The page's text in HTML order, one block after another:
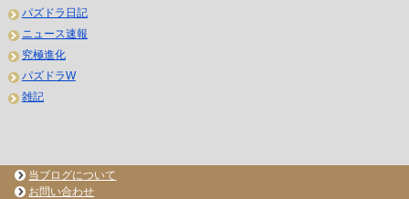
パズドラ日記
ニュース速報
究極進化
パズドラW
雑記
当ブログについて
お問い合わせ